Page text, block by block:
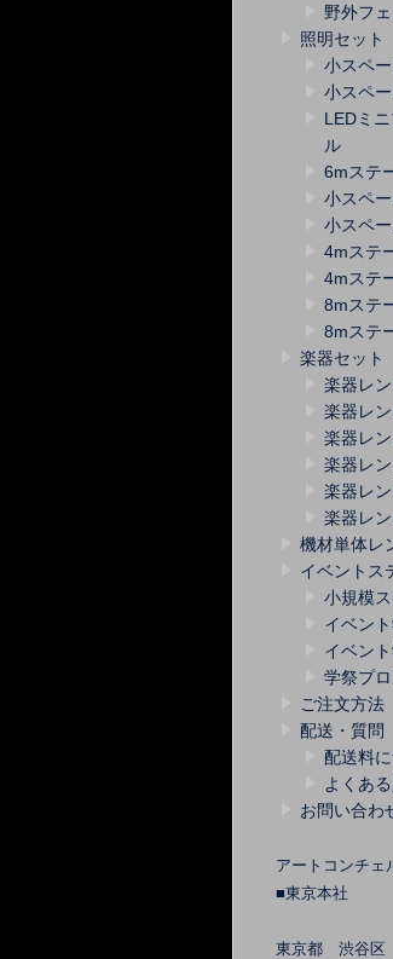
野外フ
照明セット
小スペ
小スペ
LEDミ
ル
6mステ
小スペ
小スペ
4mステ
4mステ
8mステ
8mステ
楽器セット
楽器レ
楽器レ
楽器レ
楽器レ
楽器レ
楽器レ
機材単体レ
イベントス
小規模
イベン
イベン
学祭プ
ご注文方法
配送・質問
配送料
よくあ
お問い合わ
アートコンチェ
■東京本社
東京都 渋谷区